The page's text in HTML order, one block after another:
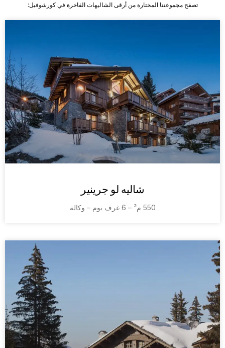
تصفح مجموعتنا المختارة من أرقى الشاليهات الفاخرة في كورشوفيل:
شاليه لو جرينير
550 م² – 6 غرف نوم – وكالة